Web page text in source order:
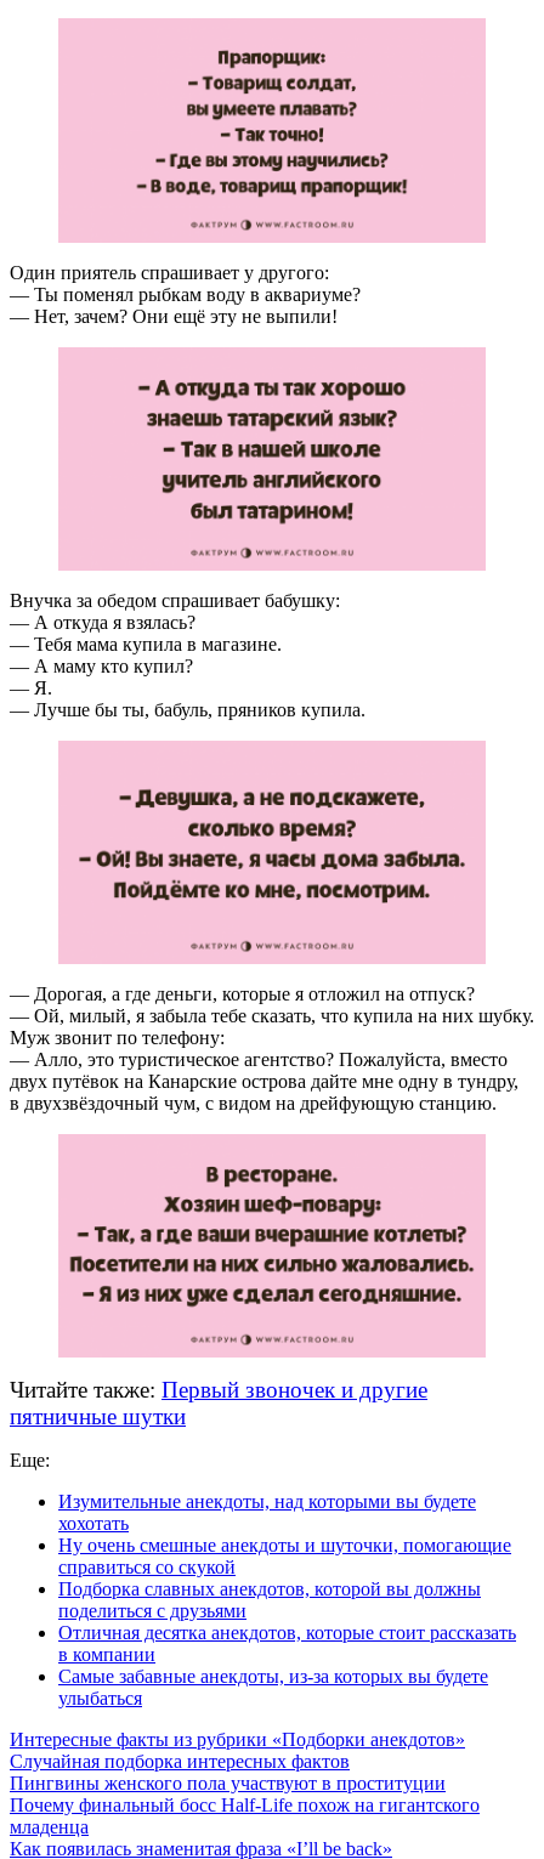
Один приятель спрашивает у другого:
— Ты поменял рыбкам воду в аквариуме?
— Нет, зачем? Они ещё эту не выпили!
Внучка за обедом спрашивает бабушку:
— А откуда я взялась?
— Тебя мама купила в магазине.
— А маму кто купил?
— Я.
— Лучше бы ты, бабуль, пряников купила.
— Дорогая, а где деньги, которые я отложил на отпуск?
— Ой, милый, я забыла тебе сказать, что купила на них шубку.
Муж звонит по телефону:
— Алло, это туристическое агентство? Пожалуйста, вместо
двух путёвок на Канарские острова дайте мне одну в тундру,
в двухзвёздочный чум, с видом на дрейфующую станцию.
Читайте также: Первый звоночек и другие
пятничные шутки
Еще:
Изумительные анекдоты, над которыми вы будете
хохотать
Ну очень смешные анекдоты и шуточки, помогающие
справиться со скукой
Подборка славных анекдотов, которой вы должны
поделиться с друзьями
Отличная десятка анекдотов, которые стоит рассказать
в компании
Самые забавные анекдоты, из-за которых вы будете
улыбаться
Интересные факты из рубрики «Подборки анекдотов»
Случайная подборка интересных фактов
Пингвины женского пола участвуют в проституции
Почему финальный босс Half-Life похож на гигантского
младенца
Как появилась знаменитая фраза «I’ll be back»